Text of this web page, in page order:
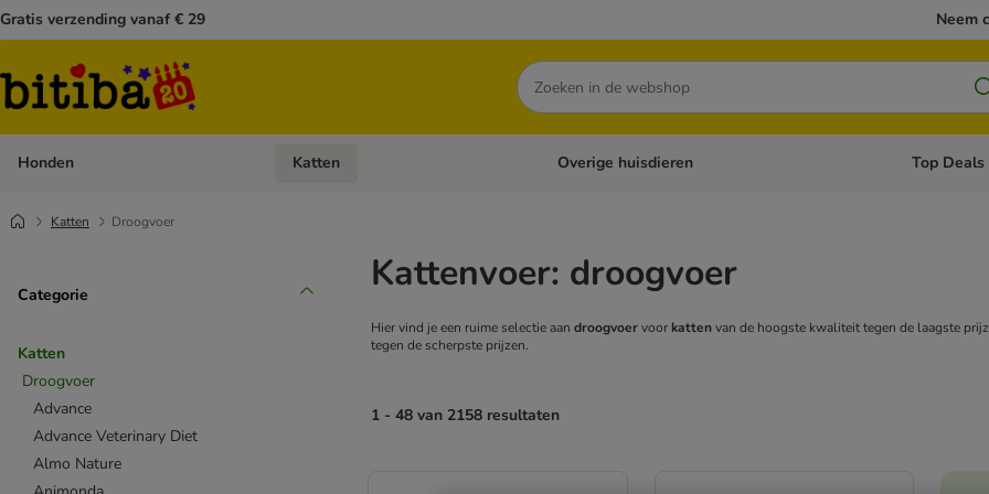
Gratis verzending vanaf € 29 Neem
Zoeken
Honden Open categoriemenu: Honden
Katten Open categoriemenu: Katten
Overige huisdieren Open
Top Deals
Katten Droogvoer
Categorie
Katten
Droogvoer
Advance
Advance Veterinary Diet
Almo Nature
Kattenvoer: droogvoer
Hier vind je een ruime selectie aan droogvoervoor kattenvan de hoogste kwaliteit tegen de laagste
tegen de scherpste prijzen.
1 - 48 van 2158 resultaten